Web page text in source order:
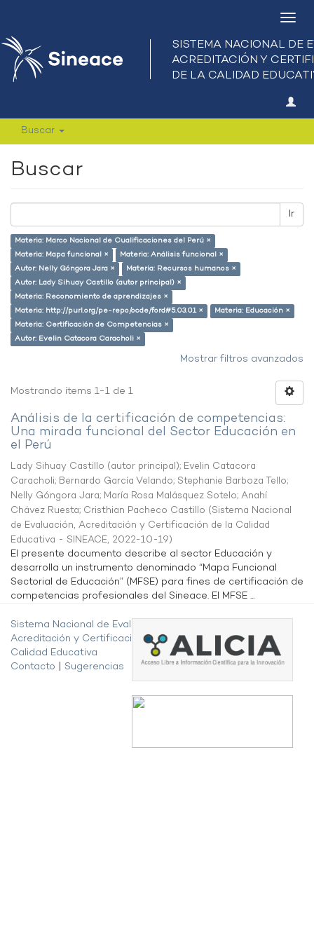
Buscar
Buscar
Ir
Materia: Marco Nacional de Cualificaciones del Perú ×
Materia: Mapa funcional ×
Materia: Análisis funcional ×
Autor: Nelly Góngora Jara ×
Materia: Recursos humanos ×
Autor: Lady Sihuay Castillo (autor principal) ×
Materia: Reconomiento de aprendizajes ×
Materia: http://purl.org/pe-repo/ocde/ford#5.03.01 ×
Materia: Educación ×
Materia: Certificación de Competencias ×
Autor: Evelin Catacora Caracholi ×
Mostrar filtros avanzados
Mostrando ítems 1-1 de 1
Análisis de la certificación de competencias:
Una mirada funcional del Sector Educación en
el Perú
Lady Sihuay Castillo (autor principal); Evelin Catacora
Caracholi; Bernardo García Velando; Stephanie Barboza Tello;
Nelly Góngora Jara; María Rosa Malásquez Sotelo; Anahí
Chávez Ruesta; Cristhian Pacheco Castillo (Sistema Nacional
de Evaluación, Acreditación y Certificación de la Calidad
Educativa - SINEACE, 2022-10-19)
El presente documento describe al sector Educación y
desarrolla un instrumento denominado “Mapa Funcional
Sectorial de Educación” (MFSE) para fines de certificación de
competencias profesionales del Sineace. El MFSE ...
Sistema Nacional de Evaluación,
Acreditación y Certificación de la
Calidad Educativa
Contacto
Sugerencias